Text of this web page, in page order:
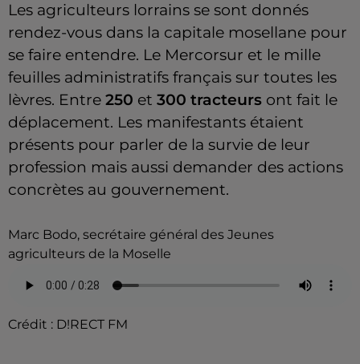
Les agriculteurs lorrains se sont donnés
rendez-vous dans la capitale mosellane pour
se faire entendre. Le Mercorsur et le mille
feuilles administratifs français sur toutes les
lèvres. Entre 250 et 300 tracteurs ont fait le
déplacement. Les manifestants étaient
présents pour parler de la survie de leur
profession mais aussi demander des actions
concrètes au gouvernement.
Marc Bodo, secrétaire général des Jeunes
agriculteurs de la Moselle
Crédit : D!RECT FM